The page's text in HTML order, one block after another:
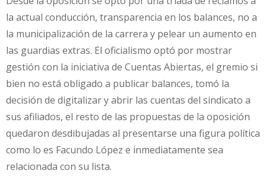
la actual conducción, transparencia en los balances, no a
la municipalización de la carrera y pelear un aumento en
las guardias extras. El oficialismo optó por mostrar
gestión con la iniciativa de Cuentas Abiertas, el gremio si
bien no está obligado a publicar balances, tomó la
decisión de digitalizar y abrir las cuentas del sindicato a
sus afiliados, el resto de las propuestas de la oposición
quedaron desdibujadas al presentarse una figura política
como lo es Facundo López e inmediatamente sea
relacionada con su lista.